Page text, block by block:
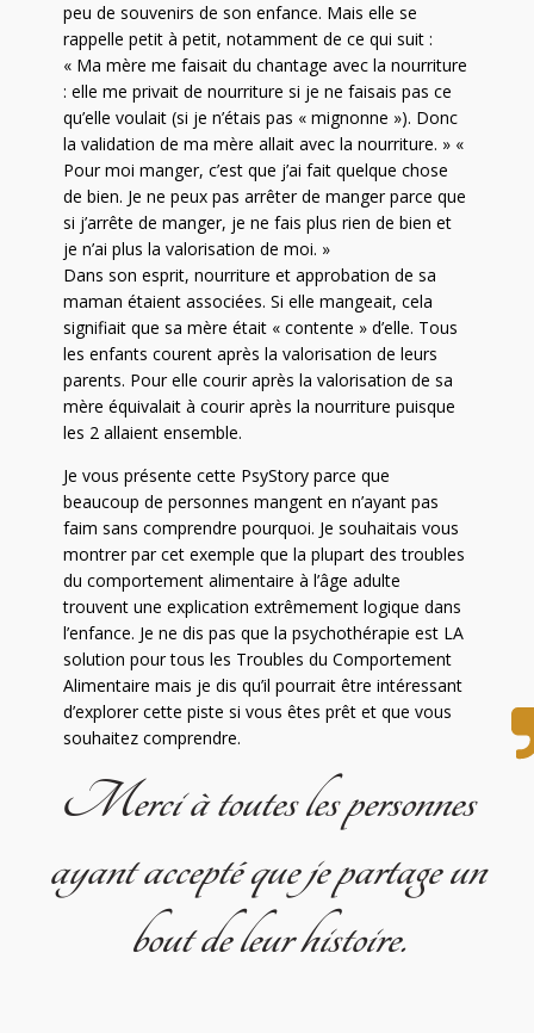
peu de souvenirs de son enfance. Mais elle se
rappelle petit à petit, notamment de ce qui suit :
« Ma mère me faisait du chantage avec la nourriture
: elle me privait de nourriture si je ne faisais pas ce
qu’elle voulait (si je n’étais pas « mignonne »). Donc
la validation de ma mère allait avec la nourriture. » «
Pour moi manger, c’est que j’ai fait quelque chose
de bien. Je ne peux pas arrêter de manger parce que
si j’arrête de manger, je ne fais plus rien de bien et
je n’ai plus la valorisation de moi. »
Dans son esprit, nourriture et approbation de sa
maman étaient associées. Si elle mangeait, cela
signifiait que sa mère était « contente » d’elle. Tous
les enfants courent après la valorisation de leurs
parents. Pour elle courir après la valorisation de sa
mère équivalait à courir après la nourriture puisque
les 2 allaient ensemble.
Je vous présente cette PsyStory parce que
beaucoup de personnes mangent en n’ayant pas
faim sans comprendre pourquoi. Je souhaitais vous
montrer par cet exemple que la plupart des troubles
du comportement alimentaire à l’âge adulte
trouvent une explication extrêmement logique dans
l’enfance. Je ne dis pas que la psychothérapie est LA
solution pour tous les Troubles du Comportement
Alimentaire mais je dis qu’il pourrait être intéressant
d’explorer cette piste si vous êtes prêt et que vous
souhaitez comprendre.
Merci à toutes les personnes
ayant accepté que je partage un
bout de leur histoire.